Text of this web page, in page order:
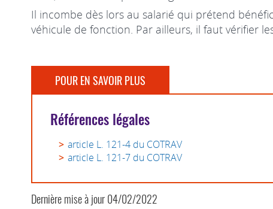
Il incombe dès lors au salarié qui prétend
véhicule de fonction. Par ailleurs, il faut vérifier
POUR EN SAVOIR PLUS
Références légales
article L. 121-4 du COTRAV
article L. 121-7 du COTRAV
Dernière mise à jour04/02/2022